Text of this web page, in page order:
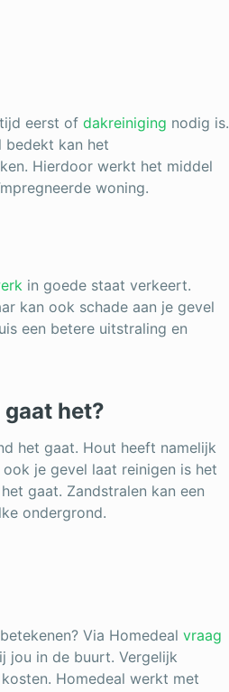
eerst of dakreiniging nodig is.
bedekt kan het
Hierdoor werkt het middel
woning.
in goede staat verkeert.
kan ook schade aan je gevel
een betere uitstraling en
het?
het gaat. Hout heeft namelijk
je gevel laat reinigen is het
gaat. Zandstralen kan een
ondergrond.
Via Homedeal vraag
jou in de buurt. Vergelijk
Homedeal werkt met